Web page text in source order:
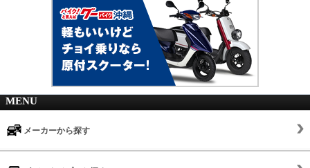
MENU
メーカーから探す